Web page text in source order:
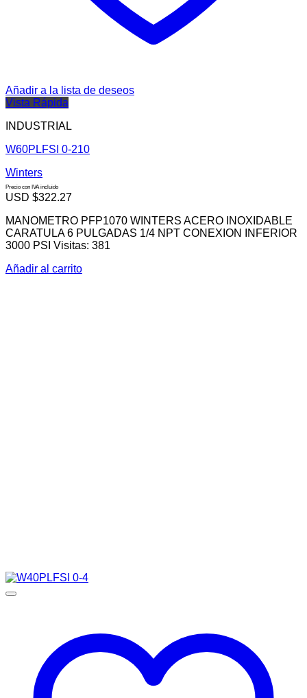
Añadir a la lista de deseos
Vista Rápida
INDUSTRIAL
W60PLFSI 0-210
Winters
Precio con IVA incluido
USD $322.27
MANOMETRO PFP1070 WINTERS ACERO INOXIDABLE
CARATULA 6 PULGADAS 1/4 NPT CONEXION INFERIOR
3000 PSI Visitas: 381
Añadir al carrito